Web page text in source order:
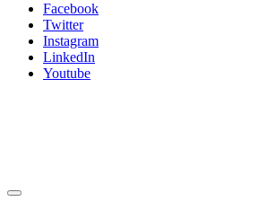
Facebook
Twitter
Instagram
LinkedIn
Youtube